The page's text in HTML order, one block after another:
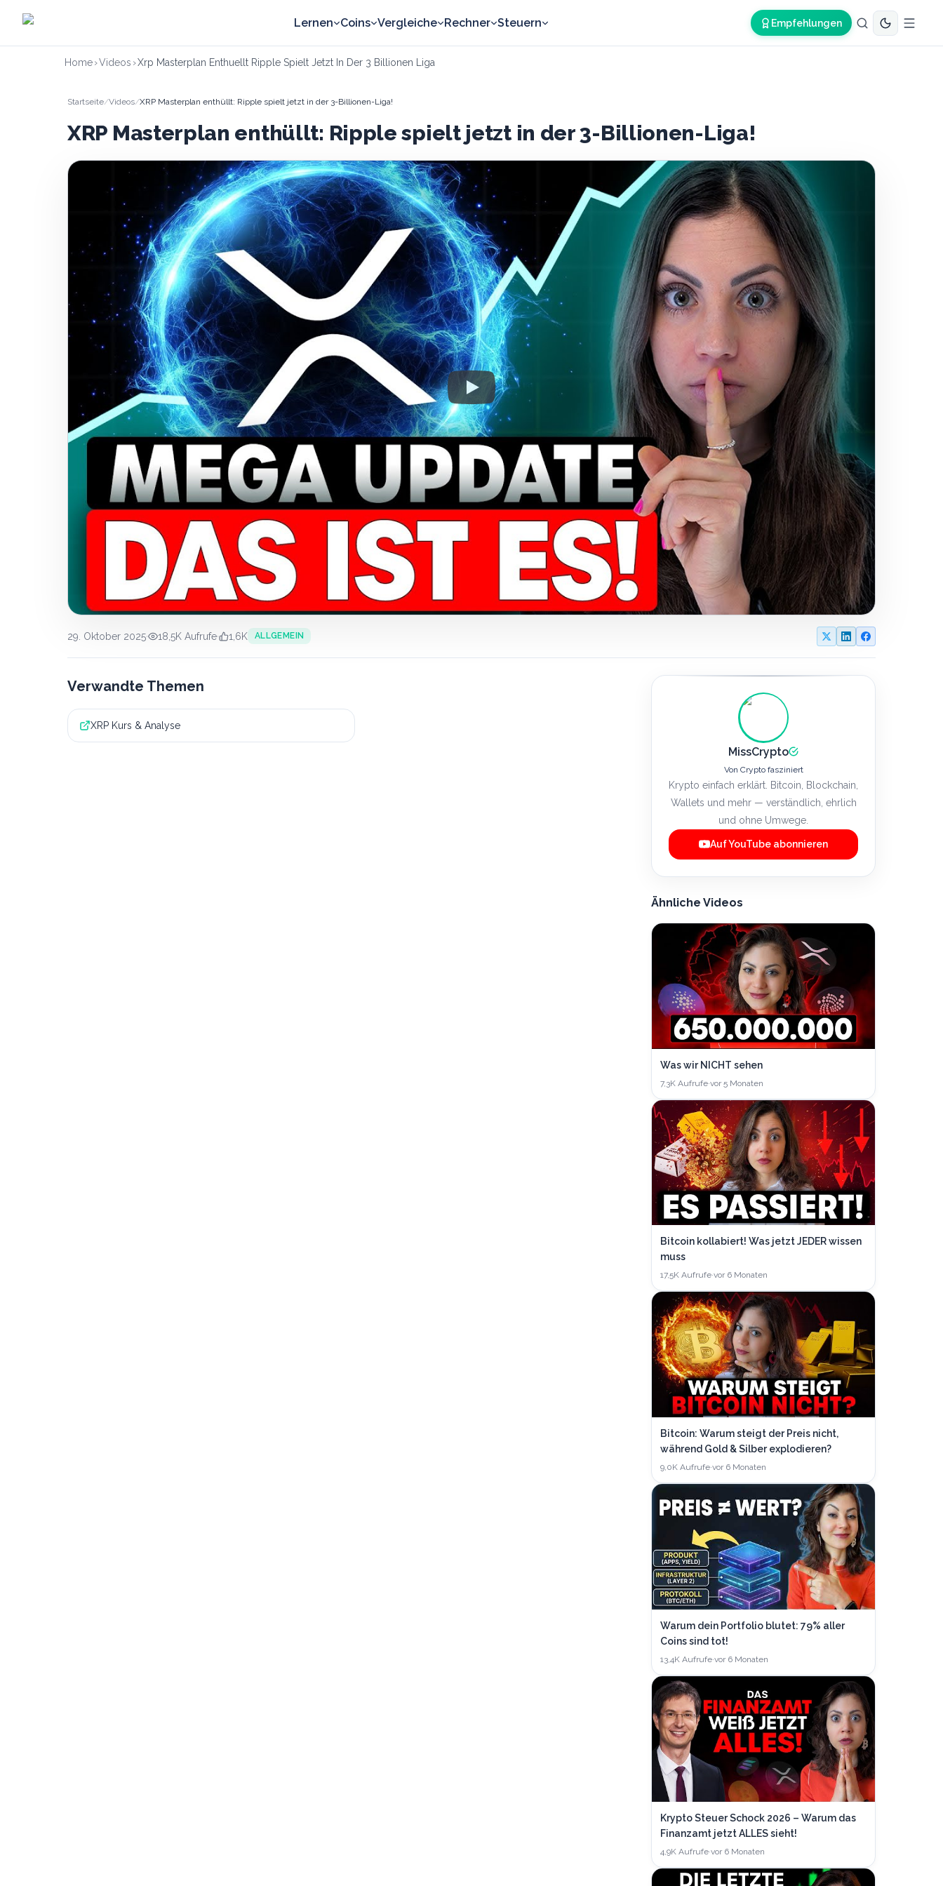
Lernen
Coins Vergleiche Rechner Steuern Empfehlungen
Home›Videos ›Xrp Masterplan Enthuellt Ripple Spielt Jetzt In Der 3 Billionen Liga
Startseite/Videos/XRP Masterplan enthüllt: Ripple spielt jetzt in der 3-Billionen-Liga!
XRP Masterplan enthüllt: Ripple spielt jetzt in der 3-Billionen-Liga!
29. Oktober 2025· 18,5K Aufrufe· 1,6K ALLGEMEIN
Verwandte Themen
XRP Kurs & Analyse
MissCrypto
Von Crypto fasziniert
Krypto einfach erklärt. Bitcoin, Blockchain,
Wallets und mehr — verständlich, ehrlich
und ohne Umwege.
Auf YouTube abonnieren
Ähnliche Videos
Was wir NICHT sehen
7,3K Aufrufe·vor 5 Monaten
Bitcoin kollabiert! Was jetzt JEDER wissen
muss
17,5K Aufrufe·vor 6 Monaten
Bitcoin: Warum steigt der Preis nicht,
während Gold & Silber explodieren?
9,0K Aufrufe·vor 6 Monaten
Warum dein Portfolio blutet: 79% aller
Coins sind tot!
13,4K Aufrufe·vor 6 Monaten
Krypto Steuer Schock 2026 – Warum das
Finanzamt jetzt ALLES sieht!
4,9K Aufrufe·vor 6 Monaten